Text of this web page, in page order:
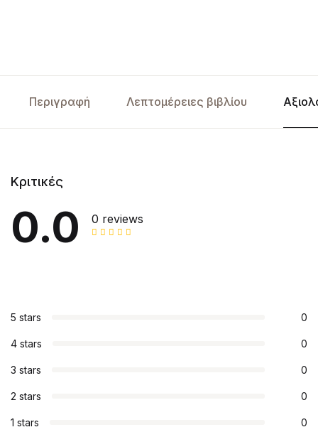
Περιγραφή Λεπτομέρειες βιβλίου
Κριτικές
0.0 0 reviews
5 stars 0
4 stars 0
3 stars 0
2 stars 0
1 stars 0